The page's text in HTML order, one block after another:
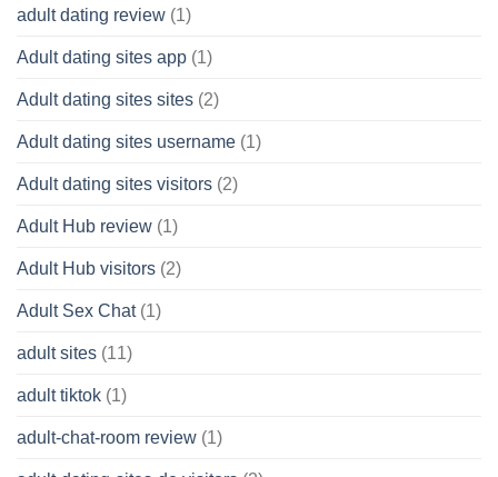
adult dating review (1)
Adult dating sites app (1)
Adult dating sites sites (2)
Adult dating sites username (1)
Adult dating sites visitors (2)
Adult Hub review (1)
Adult Hub visitors (2)
Adult Sex Chat(1)
adult sites (11)
adult tiktok (1)
adult-chat-room review (1)